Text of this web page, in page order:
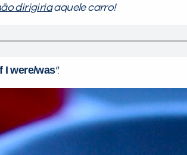
dirigiriaaquele carro!
I were/was“.